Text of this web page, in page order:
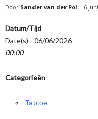
Door Sander van der Pol - 6
Datum/Tijd
Date(s) - 06/06/2026
00:00
Categorieën
Taptoe